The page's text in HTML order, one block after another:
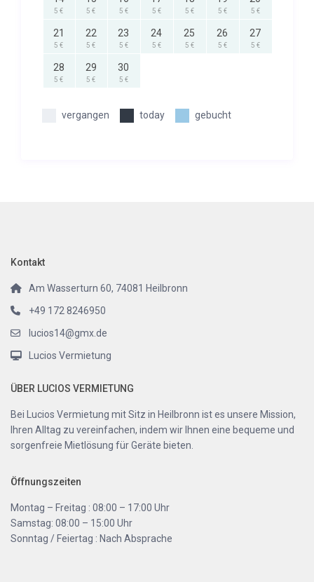
5 € 5 € 5 € 5 € 5 € 5 € 5 €
21
5 €
22
5 €
23
5 €
24
5 €
25
5 €
26
5 €
27
5 €
28
5 €
29
5 €
30
5 €
vergangen today gebucht
Kontakt
Am Wasserturn 60, 74081 Heilbronn
+49 172 8246950
lucios14@gmx.de
Lucios Vermietung
ÜBER LUCIOS VERMIETUNG
Bei Lucios Vermietung mit Sitz in Heilbronn ist es unsere Mission,
Ihren Alltag zu vereinfachen, indem wir Ihnen eine bequeme und
sorgenfreie Mietlösung für Geräte bieten.
Öffnungszeiten
Montag – Freitag : 08:00 – 17:00 Uhr
Samstag: 08:00 – 15:00 Uhr
Sonntag / Feiertag : Nach Absprache